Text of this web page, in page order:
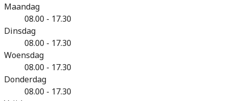
Maandag
08.00 - 17.30
Dinsdag
08.00 - 17.30
Woensdag
08.00 - 17.30
Donderdag
08.00 - 17.30